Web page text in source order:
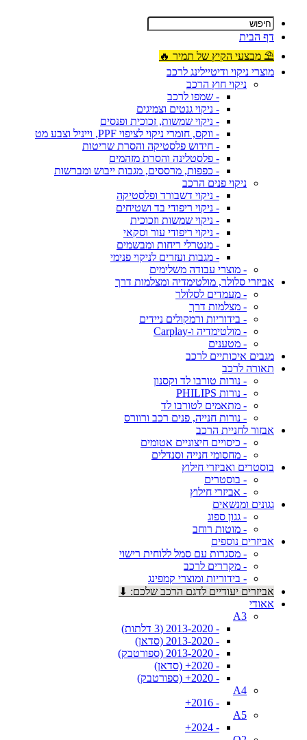
דף הבית
⛱ מבצעי הקיץ של תמיר 🔥
מוצרי ניקוי ודיטיילינג לרכב
ניקוי חוץ הרכב
- שמפו לרכב
- ניקוי גנטים וצמיגים
- ניקוי שמשות, זכוכית ופנסים
- ווקס, חומרי ניקוי לציפוי PPF, וייניל וצבע מט
- חידוש פלסטיקה והסרת שריטות
- פלסטלינה והסרת מזהמים
- כפפות, מרססים, מגבות ייבוש ומברשות
ניקוי פנים הרכב
- ניקוי דשבורד ופלסטיקה
- ניקוי ריפודי בד ושטיחים
- ניקוי שמשות וזכוכית
- ניקוי ריפודי עור וסקאי
- מנטרלי ריחות ומבשמים
- מגבות ועזרים לניקוי פנימי
- מוצרי עבודה משלימים
אביזרי סלולר, מולטימדיה ומצלמות דרך
- מעמדים לסלולר
- מצלמות דרך
- בידוריות ורמקולים ניידים
- מולטימדיה ו-Carplay
- מטענים
מגבים איכותיים לרכב
תאורה לרכב
- נורות טורבו לד וקסנון
- נורות PHILIPS
- מתאמים לטורבו לד
- נורות חנייה, פנים רכב ורוורס
אבזור לחניית הרכב
- כיסויים חיצוניים אטומים
- מחסומי חנייה וסנדלים
בוסטרים ואביזרי חילוץ
- בוסטרים
- אביזרי חילוץ
גגונים ומנשאים
- גגון ספוג
- מוטות רוחב
אביזרים נוספים
- מסגרות עם סמל ללוחית רישוי
- מקררים לרכב
- בידוריות ומוצרי קמפינג
אביזרים יעודיים לדגם הרכב שלכם: ⬇
אאודי
A3
- 2013-2020 (3 דלתות)
- 2013-2020 (סדאן)
- 2013-2020 (ספורטבק)
- 2020+ (סדאן)
- 2020+ (ספורטבק)
A4
- 2016+
A5
- 2024+